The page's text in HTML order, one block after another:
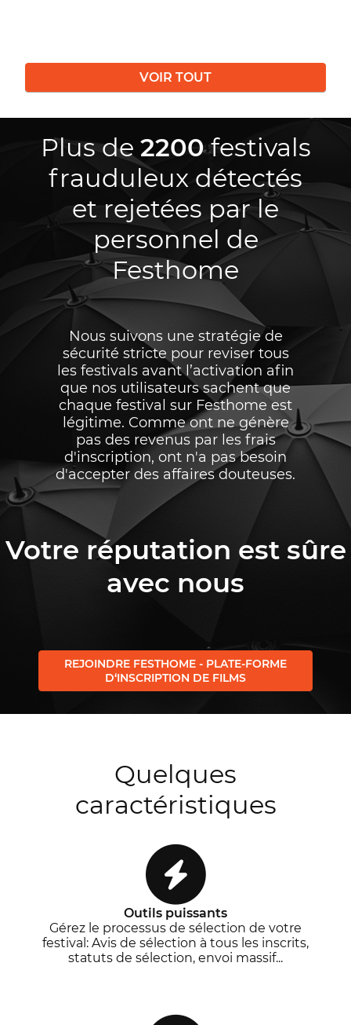
VOIR TOUT
Plus de 2200festivals
frauduleux détectés
et rejetées par le
personnel de
Festhome
Nous suivons une stratégie de
sécurité stricte pour reviser tous
les festivals avant l’activation afin
que nos utilisateurs sachent que
chaque festival sur Festhome est
légitime. Comme ont ne génère
pas des revenus par les frais
d'inscription, ont n'a pas besoin
d'accepter des affaires douteuses.
Votre réputation est sûre
avec nous
REJOINDRE FESTHOME - PLATE-FORME
D‘INSCRIPTION DE FILMS
Quelques
caractéristiques
Outils puissants
Gérez le processus de sélection de votre
festival: Avis de sélection à tous les inscrits,
statuts de sélection, envoi massif...